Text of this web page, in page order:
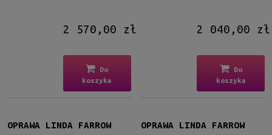
2 570,00 zł
Do
koszyka
2 040,00 zł
Do
koszyka
OPRAWA LINDA FARROW
OPRAWA LINDA FARROW